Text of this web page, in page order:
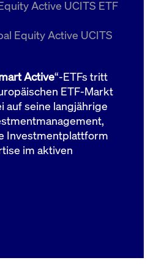
Active UCITS ETF
Equity Active UCITS
Active“-ETFs tritt
ETF-Markt
auf seine langjährige
Investmentplattform
im aktiven
boerse.com
Domain
bis